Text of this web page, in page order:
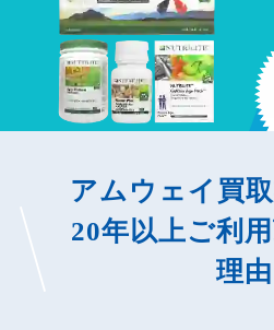
アムウェイ買
20年以上ご利
理由